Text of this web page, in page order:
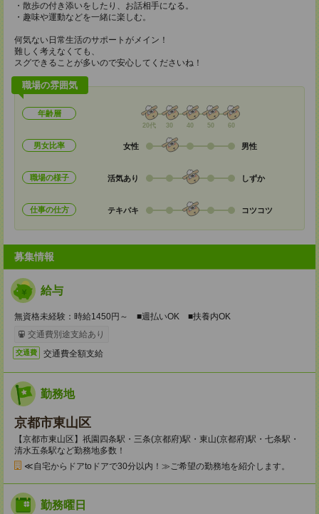
・散歩の付き添いをしたり、お話相手になる。
・趣味や運動などを一緒に楽しむ。
何気ない日常生活のサポートがメイン！
難しく考えなくても、
スグできることが多いので安心してくださいね！
職場の雰囲気
年齢層
20代 30 40 50 60
男女比率 女性 男性
職場の様子 活気あり しずか
仕事の仕方 テキパキ コツコツ
募集情報
給与
無資格未経験：時給1450円～ ■週払いOK ■扶養内OK
交通費別途支給あり
交通費 交通費全額支給
勤務地
京都市東山区
【京都市東山区】祇園四条駅・三条(京都府)駅・東山(京都府)駅・七条駅・
清水五条駅など勤務地多数！
≪自宅からドアtoドアで30分以内！≫ご希望の勤務地を紹介します。
勤務曜日